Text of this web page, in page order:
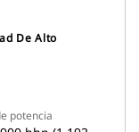
De Alto
potencia